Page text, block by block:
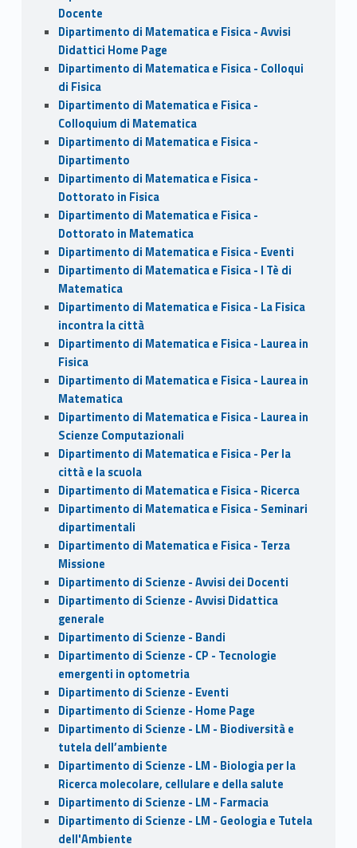
Docente
Dipartimento di Matematica e Fisica - Avvisi
Didattici Home Page
Dipartimento di Matematica e Fisica - Colloqui
di Fisica
Dipartimento di Matematica e Fisica -
Colloquium di Matematica
Dipartimento di Matematica e Fisica -
Dipartimento
Dipartimento di Matematica e Fisica -
Dottorato in Fisica
Dipartimento di Matematica e Fisica -
Dottorato in Matematica
Dipartimento di Matematica e Fisica - Eventi
Dipartimento di Matematica e Fisica - I Tè di
Matematica
Dipartimento di Matematica e Fisica - La Fisica
incontra la città
Dipartimento di Matematica e Fisica - Laurea in
Fisica
Dipartimento di Matematica e Fisica - Laurea in
Matematica
Dipartimento di Matematica e Fisica - Laurea in
Scienze Computazionali
Dipartimento di Matematica e Fisica - Per la
città e la scuola
Dipartimento di Matematica e Fisica - Ricerca
Dipartimento di Matematica e Fisica - Seminari
dipartimentali
Dipartimento di Matematica e Fisica - Terza
Missione
Dipartimento di Scienze - Avvisi dei Docenti
Dipartimento di Scienze - Avvisi Didattica
generale
Dipartimento di Scienze - Bandi
Dipartimento di Scienze - CP - Tecnologie
emergenti in optometria
Dipartimento di Scienze - Eventi
Dipartimento di Scienze - Home Page
Dipartimento di Scienze - LM - Biodiversità e
tutela dell’ambiente
Dipartimento di Scienze - LM - Biologia per la
Ricerca molecolare, cellulare e della salute
Dipartimento di Scienze - LM - Farmacia
Dipartimento di Scienze - LM - Geologia e Tutela
dell'Ambiente